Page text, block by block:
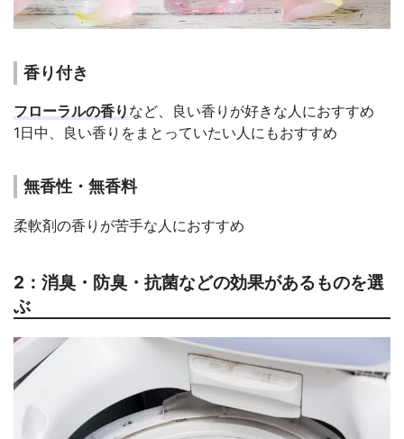
香り付き
フローラルの香り など、良い香りが好きな人におすすめ
1日中、良い香りをまとっていたい人にもおすすめ
無香性・無香料
柔軟剤の香りが苦手な人におすすめ
2：消臭・防臭・抗菌などの効果があるものを選
ぶ